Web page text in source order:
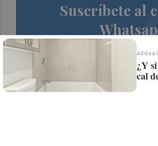
Suscríbete al
Siempre al día de las
¡Quiero
Adiós a
¿Y
cal